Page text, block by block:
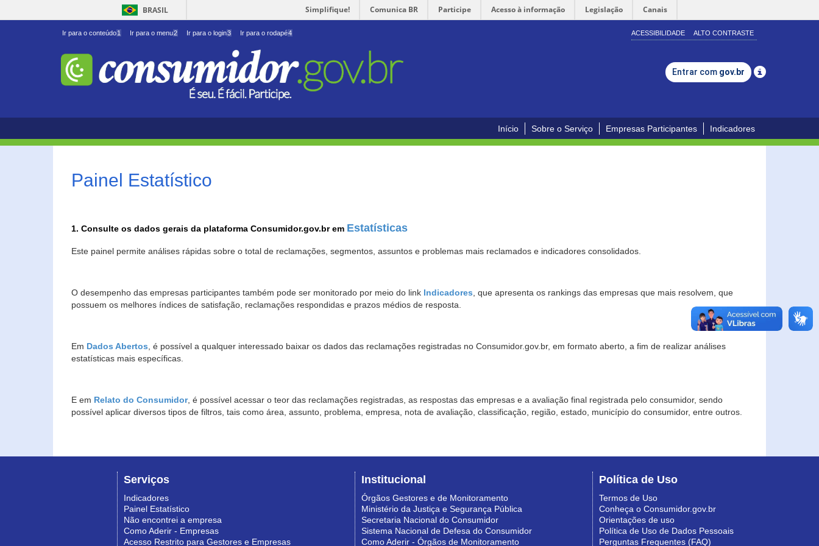
BRASIL Simplifique! Comunica BR Participe Acesso à informação Legislação Canais
Ir para o conteúdo1 Ir para o menu2 Ir para o login3 Ir para o rodapé4 ACESSIBILIDADE ALTO CONTRASTE
Entrar com gov.br
Início Sobre o Serviço Empresas Participantes Indicadores
Painel Estatístico
1. Consulte os dados gerais da plataforma Consumidor.gov.br em Estatísticas
Este painel permite análises rápidas sobre o total de reclamações, segmentos, assuntos e problemas mais reclamados e indicadores consolidados.
O desempenho das empresas participantes também pode ser monitorado por meio do link Indicadores, que apresenta os rankings das empresas que mais resolvem, que
possuem os melhores índices de satisfação, reclamações respondidas e prazos médios de resposta.
Em Dados Abertos, é possível a qualquer interessado baixar os dados das reclamações registradas no Consumidor.gov.br, em formato aberto, a fim de realizar análises
estatísticas mais específicas.
E em Relato do Consumidor, é possível acessar o teor das reclamações registradas, as respostas das empresas e a avaliação final registrada pelo consumidor, sendo
possível aplicar diversos tipos de filtros, tais como área, assunto, problema, empresa, nota de avaliação, classificação, região, estado, município do consumidor, entre outros.
Serviços
Indicadores
Painel Estatístico
Não encontrei a empresa
Como Aderir - Empresas
Acesso Restrito para Gestores e Empresas
Institucional
Órgãos Gestores e de Monitoramento
Ministério da Justiça e Segurança Pública
Secretaria Nacional do Consumidor
Sistema Nacional de Defesa do Consumidor
Como Aderir - Órgãos de Monitoramento
Política de Uso
Termos de Uso
Conheça o Consumidor.gov.br
Orientações de uso
Política de Uso de Dados Pessoais
Perguntas Frequentes (FAQ)